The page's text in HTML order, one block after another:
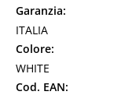
Garanzia:
ITALIA
Colore:
WHITE
Cod. EAN: